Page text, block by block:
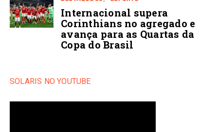
Internacional supera
Corinthians no agregado e
avança para as Quartas da
Copa do Brasil
SOLARIS NO YOUTUBE